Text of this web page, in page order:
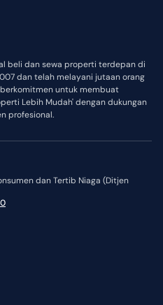
beli dan sewa properti terdepan di
dan telah melayani jutaan orang
untuk membuat
Lebih Mudah' dengan dukungan
profesional.
dan Tertib Niaga (Ditjen